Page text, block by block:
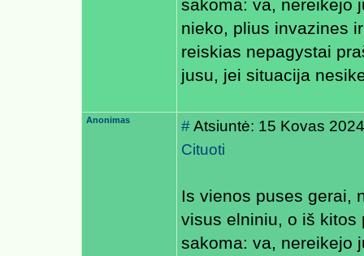
sakoma: va, nereikejo
nieko, plius invazines
reiskias nepagystai
jusu, jei situacija
Anonimas #Atsiuntė: 15 Kovas
Cituoti
Is vienos puses gerai,
visus elniniu, o iš kitos
sakoma: va, nereikejo